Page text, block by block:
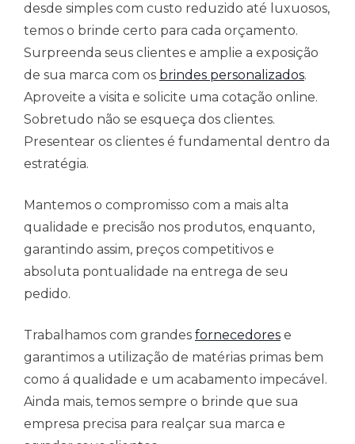
desde simples com custo reduzido até luxuosos,
temos o brinde certo para cada orçamento.
Surpreenda seus clientes e amplie a exposição
de sua marca com os brindes personalizados.
Aproveite a visita e solicite uma cotação online.
Sobretudo não se esqueça dos clientes.
Presentear os clientes é fundamental dentro da
estratégia.
Mantemos o compromisso com a mais alta
qualidade e precisão nos produtos, enquanto,
garantindo assim, preços competitivos e
absoluta pontualidade na entrega de seu
pedido.
Trabalhamos com grandes fornecedores e
garantimos a utilização de matérias primas bem
como á qualidade e um acabamento impecável.
Ainda mais, temos sempre o brinde que sua
empresa precisa para realçar sua marca e